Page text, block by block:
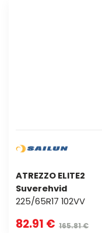
ATREZZO ELITE2
Suverehvid
225/65R17 102VV
82.91 € 165.81 €